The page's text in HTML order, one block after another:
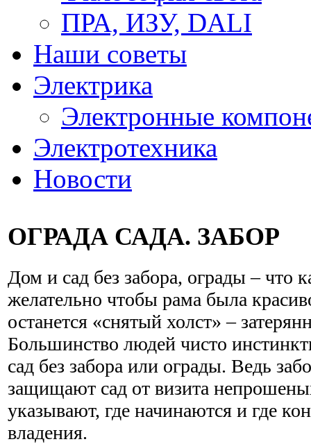
ПРА, ИЗУ, DALI
Наши советы
Электрика
Электронные
Электротехника
Новости
ОГРАДА САДА. ЗАБОР
Дом и сад без забора, ограды – что
желательно чтобы рама была
останется «снятый холст» –
Большинство людей чисто
сад без забора или ограды. Ведь
защищают сад от визита
указывают, где начинаются и где
владения.